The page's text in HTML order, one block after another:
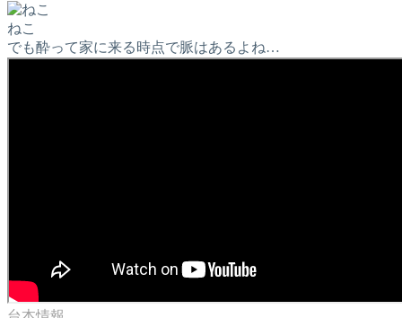
ねこ
でも酔って家に来る時点で脈はあるよね…